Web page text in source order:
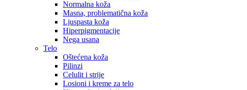
Normalna koža
Masna, problematična koža
Ljuspasta koža
Hiperpigmentacije
Nega usana
Telo
Oštećena koža
Pilinzi
Celulit i strije
Losioni i kreme za telo